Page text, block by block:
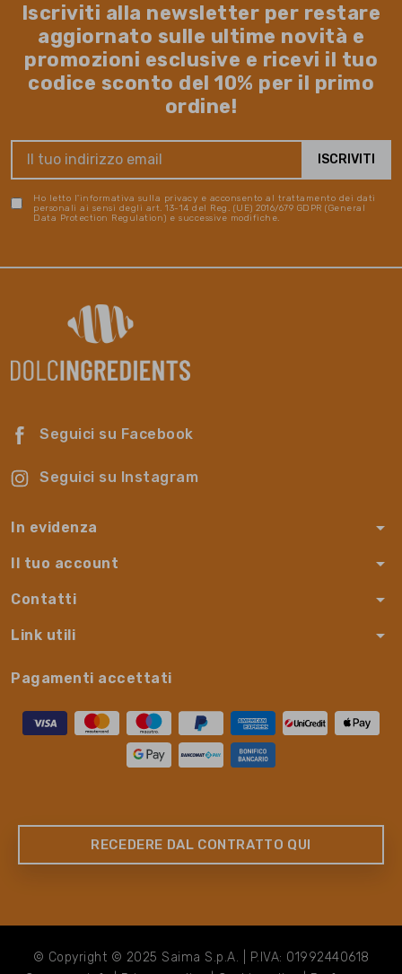
Iscriviti alla newsletter per restare
aggiornato sulle ultime novità e
promozioni esclusive e ricevi il tuo
codice sconto del 10% per il primo
ordine!
Ho letto l'informativa sulla privacy e acconsento al trattamento dei dati
personali ai sensi degli art. 13-14 del Reg. (UE) 2016/679 GDPR (General
Data Protection Regulation) e successive modifiche.
Seguici su Facebook
Seguici su Instagram
In evidenza arrow_drop_down
Il tuo account arrow_drop_down
Contatti arrow_drop_down
Link utili arrow_drop_down
Pagamenti accettati
RECEDERE DAL CONTRATTO QUI
© Copyright © 2025 Saima S.p.A. | P.IVA: 01992440618